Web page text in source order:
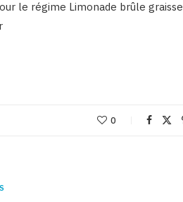
le régime Limonade brûle graisse
0